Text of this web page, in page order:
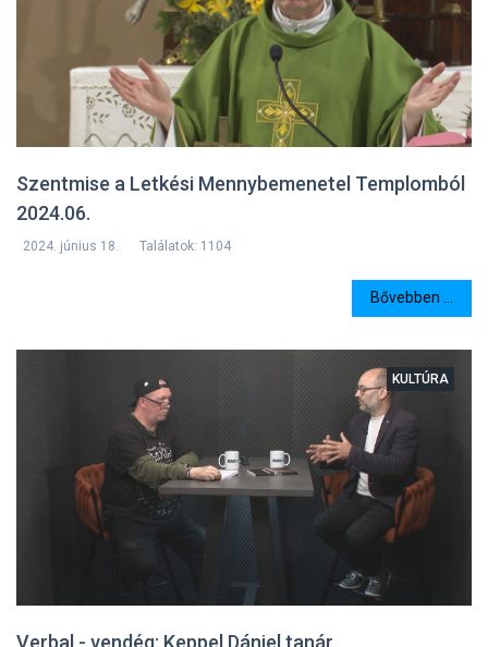
Szentmise a Letkési Mennybemenetel Templomból
2024.06.
2024. június 18. Találatok: 1104
Bővebben ...
Verbal - vendég: Keppel Dániel tanár
KULTÚRA